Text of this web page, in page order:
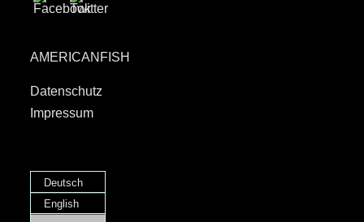
AMERICANFISH
Datenschutz
Impressum
Deutsch
English